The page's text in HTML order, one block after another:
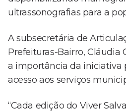
ultrassonografias para a
A subsecretária de
Prefeituras-Bairro, Cláudia
a importância da iniciativa
acesso aos serviços
“Cada edição do Viver